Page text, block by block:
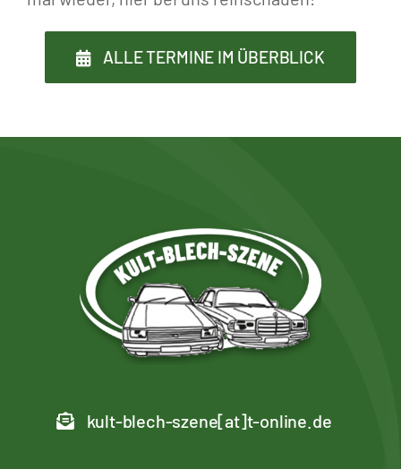
ALLE TERMINE IM ÜBERBLICK
kult-blech-szene[at]t-online.de